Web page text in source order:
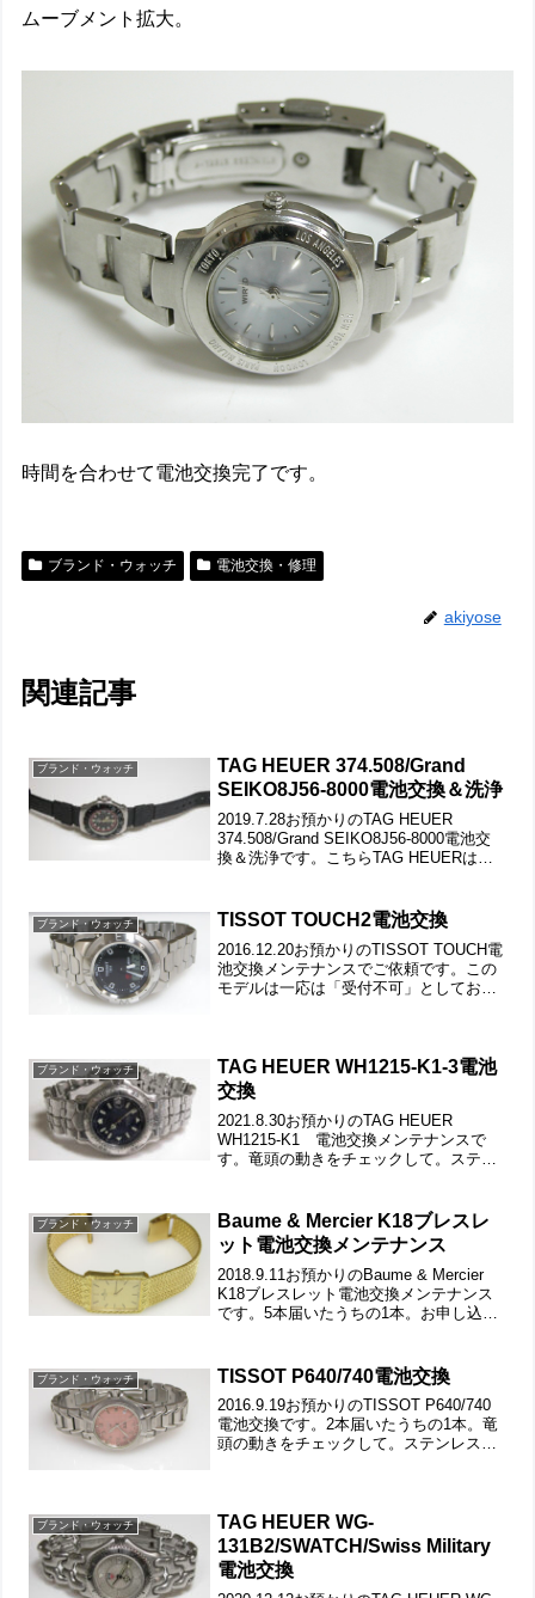
ムーブメント拡大。
時間を合わせて電池交換完了です。
ブランド・ウォッチ 電池交換・修理
akiyose
関連記事
ブランド・ウォッチ
TAG HEUER 374.508/Grand
SEIKO8J56-8000電池交換＆洗浄
2019.7.28お預かりのTAG HEUER
374.508/Grand SEIKO8J56-8000電池交
換＆洗浄です。こちらTAG HEUERは洗
ス」。とな...
ブランド・ウォッチ TISSOT TOUCH2電池交換
2016.12.20お預かりのTISSOT TOUCH電
池交換メンテナンスでご依頼です。この
モデルは一応は「受付不可」としており
バッ...
ブランド・ウォッチ
TAG HEUER WH1215-K1-3電池
交換
2021.8.30お預かりのTAG HEUER
WH1215-K1 電池交換メンテナンスで
す。竜頭の動きをチェックして。ステン
クルの汚れから「要・洗浄」ですね。裏
蓋はスク...
ブランド・ウォッチ
Baume & Mercier K18ブレスレ
ット電池交換メンテナンス
2018.9.11お預かりのBaume & Mercier
K18ブレスレット電池交換メンテナンス
です。5本届いたうちの1本。お申し込み
ばず、受付出来るかどうかの判断が...
ブランド・ウォッチ TISSOT P640/740電池交換
2016.9.19お預かりのTISSOT P640/740
電池交換です。2本届いたうちの1本。竜
頭の動きをチェックして。ステンレス無
ッ...
ブランド・ウォッチ
TAG HEUER WG-
131B2/SWATCH/Swiss Military
電池交換